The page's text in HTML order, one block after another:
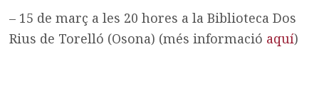
– 15 de març a les 20 hores a la Biblioteca Dos
Rius de Torelló (Osona) (més informació aquí)